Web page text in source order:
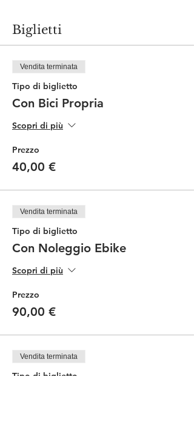
Biglietti
Vendita terminata
Tipo di biglietto
Con Bici Propria
Scopri di più
Prezzo
40,00 €
Vendita terminata
Tipo di biglietto
Con Noleggio Ebike
Scopri di più
Prezzo
90,00 €
Vendita terminata
Tipo di biglietto